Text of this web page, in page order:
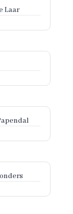
Laar